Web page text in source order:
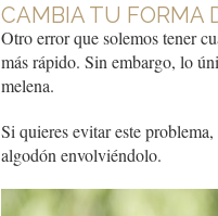
CAMBIA TU FORMA
Otro error que solemos tener
más rápido. Sin embargo, lo
melena.
Si quieres evitar este
algodón envolviéndolo.